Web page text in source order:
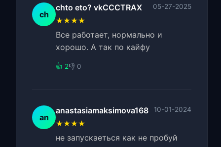
ch
chto eto? vkCCCTRAX 05-27-2025
★★★★
Все работает, нормально и
хорошо. А так по кайфу
👍 2👎 0
an
anastasiamaksimova168 10-01-2024
★★★★
не запускаеться как не пробуй